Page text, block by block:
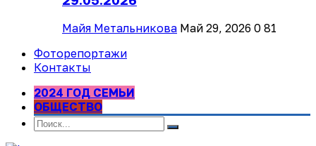
Майя Метальникова Май 29, 2026 0 81
Фоторепортажи
Контакты
2024 ГОД СЕМЬИ
ОБЩЕСТВО